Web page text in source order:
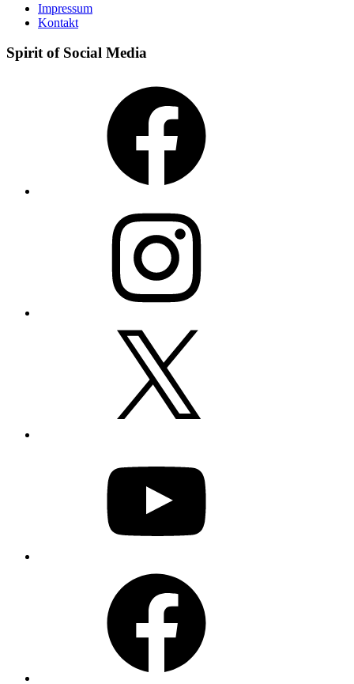
Impressum
Kontakt
Spirit of Social Media